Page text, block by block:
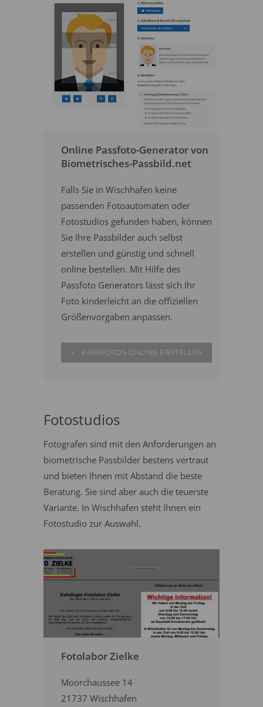
Online Passfoto-Generator von
Biometrisches-Passbild.net
Falls Sie in Wischhafen keine
passenden Fotoautomaten oder
Fotostudios gefunden haben, können
Sie Ihre Passbilder auch selbst
erstellen und günstig und schnell
online bestellen. Mit Hilfe des
Passfoto Generators lässt sich Ihr
Foto kinderleicht an die offiziellen
Größenvorgaben anpassen.
PASSFOTOS ONLINE ERSTELLEN
Fotostudios
Fotografen sind mit den Anforderungen an
biometrische Passbilder bestens vertraut
und bieten Ihnen mit Abstand die beste
Beratung. Sie sind aber auch die teuerste
Variante. In Wischhafen steht Ihnen ein
Fotostudio zur Auswahl.
Fotolabor Zielke
Moorchaussee 14
21737 Wischhafen